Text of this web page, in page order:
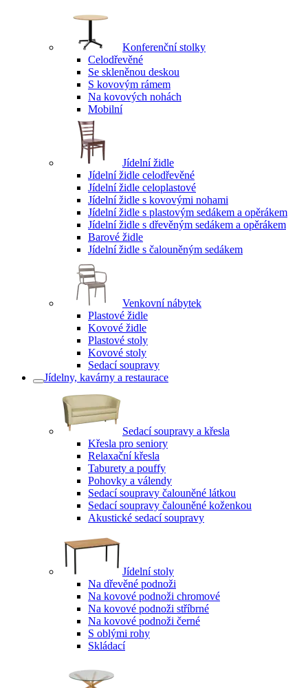
Konferenční stolky
Celodřevěné
Se skleněnou deskou
S kovovým rámem
Na kovových nohách
Mobilní
Jídelní židle
Jídelní židle celodřevěné
Jídelní židle celoplastové
Jídelní židle s kovovými nohami
Jídelní židle s plastovým sedákem a opěrákem
Jídelní židle s dřevěným sedákem a opěrákem
Barové židle
Jídelní židle s čalouněným sedákem
Venkovní nábytek
Plastové židle
Kovové židle
Plastové stoly
Kovové stoly
Sedací soupravy
Jídelny, kavárny a restaurace
Sedací soupravy a křesla
Křesla pro seniory
Relaxační křesla
Taburety a pouffy
Pohovky a válendy
Sedací soupravy čalouněné látkou
Sedací soupravy čalouněné koženkou
Akustické sedací soupravy
Jídelní stoly
Na dřevěné podnoži
Na kovové podnoži chromové
Na kovové podnoži stříbrné
Na kovové podnoži černé
S oblými rohy
Skládací